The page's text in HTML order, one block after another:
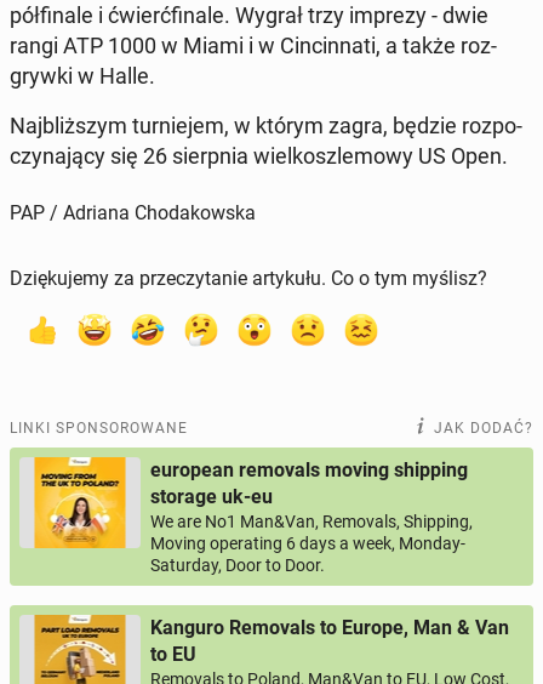
pół­fi­na­le i ćwierć­fi­na­le. Wygrał trzy imprezy - dwie
rangi ATP 1000 w Miami i w Cin­cin­na­ti, a także roz­
gryw­ki w Halle.
Naj­bliż­szym tur­nie­jem, w którym zagra, będzie roz­po­
czy­na­ją­cy się 26 sierp­nia wiel­kosz­le­mo­wy US Open.
PAP / Adriana Chodakowska
Dziękujemy za przeczytanie artykułu. Co o tym myślisz?
LINKI SPONSOROWANE JAK DODAĆ?
european removals moving shipping
storage uk-eu
We are No1 Man&Van, Removals, Shipping,
Moving operating 6 days a week, Monday-
Saturday, Door to Door.
Kanguro Removals to Europe, Man & Van
to EU
Removals to Poland, Man&Van to EU, Low Cost,